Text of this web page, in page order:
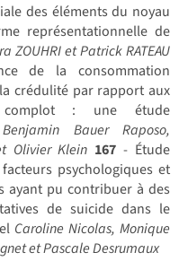
des éléments du noyau
représentationnelle de
ZOUHRI et Patrick RATEAU
de la consommation
crédulité par rapport aux
: une étude
Benjamin Bauer Raposo,
Olivier Klein 167 - Étude
psychologiques et
ayant pu contribuer à des
de suicide dans le
Caroline Nicolas, Monique
et Pascale Desrumaux